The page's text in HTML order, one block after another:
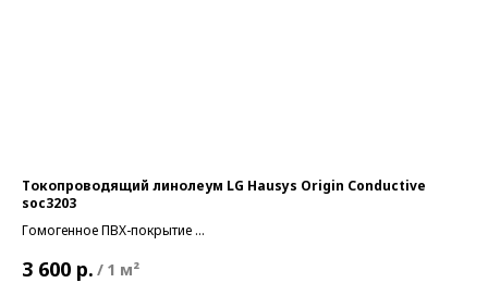
Токопроводящий линолеум LG Hausys Origin Conductive
soc3203
Гомогенное ПВХ-покрытие
Толщина общая:2 мм
3 600 р. / 1 м²